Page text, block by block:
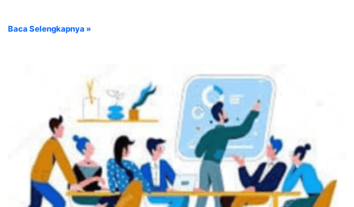
Baca Selengkapnya »